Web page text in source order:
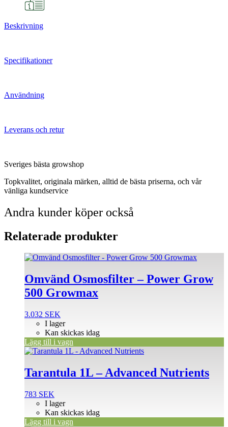
Beskrivning
Specifikationer
Användning
Leverans och retur
Sveriges bästa growshop
Topkvalitet, originala märken, alltid de bästa priserna, och vår
vänliga kundservice
Andra kunder köper också
Relaterade produkter
Omvänd Osmosfilter – Power Grow
500 Growmax
3.032 SEK
I lager
Kan skickas idag
Lägg till i vagn
Tarantula 1L – Advanced Nutrients
783 SEK
I lager
Kan skickas idag
Lägg till i vagn